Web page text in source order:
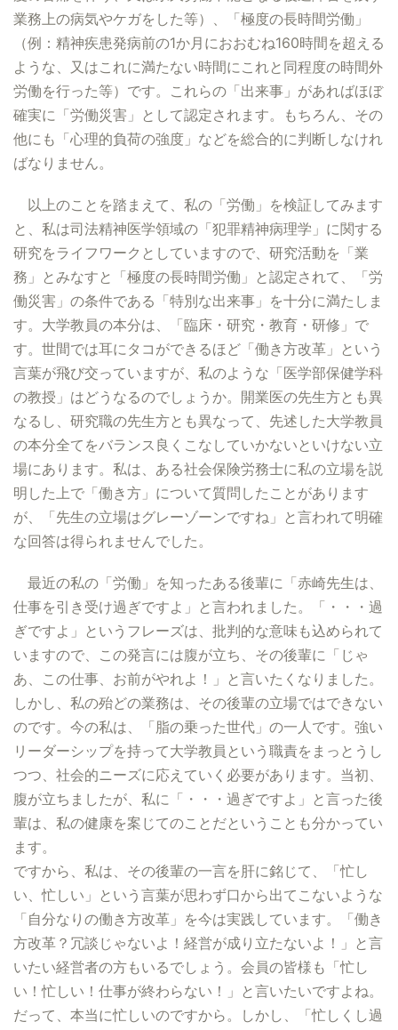
業務上の病気やケガをした等）、「極度の長時間労働」
（例：精神疾患発病前の1か月におおむね160時間を超える
ような、又はこれに満たない時間にこれと同程度の時間外
労働を行った等）です。これらの「出来事」があればほぼ
確実に「労働災害」として認定されます。もちろん、その
他にも「心理的負荷の強度」などを総合的に判断しなけれ
ばなりません。
以上のことを踏まえて、私の「労働」を検証してみます
と、私は司法精神医学領域の「犯罪精神病理学」に関する
研究をライフワークとしていますので、研究活動を「業
務」とみなすと「極度の長時間労働」と認定されて、「労
働災害」の条件である「特別な出来事」を十分に満たしま
す。大学教員の本分は、「臨床・研究・教育・研修」で
す。世間では耳にタコができるほど「働き方改革」という
言葉が飛び交っていますが、私のような「医学部保健学科
の教授」はどうなるのでしょうか。開業医の先生方とも異
なるし、研究職の先生方とも異なって、先述した大学教員
の本分全てをバランス良くこなしていかないといけない立
場にあります。私は、ある社会保険労務士に私の立場を説
明した上で「働き方」について質問したことがあります
が、「先生の立場はグレーゾーンですね」と言われて明確
な回答は得られませんでした。
最近の私の「労働」を知ったある後輩に「赤崎先生は、
仕事を引き受け過ぎですよ」と言われました。「・・・過
ぎですよ」というフレーズは、批判的な意味も込められて
いますので、この発言には腹が立ち、その後輩に「じゃ
あ、この仕事、お前がやれよ！」と言いたくなりました。
しかし、私の殆どの業務は、その後輩の立場ではできない
のです。今の私は、「脂の乗った世代」の一人です。強い
リーダーシップを持って大学教員という職責をまっとうし
つつ、社会的ニーズに応えていく必要があります。当初、
腹が立ちましたが、私に「・・・過ぎですよ」と言った後
輩は、私の健康を案じてのことだということも分かってい
ます。
ですから、私は、その後輩の一言を肝に銘じて、「忙し
い、忙しい」という言葉が思わず口から出てこないような
「自分なりの働き方改革」を今は実践しています。「働き
方改革？冗談じゃないよ！経営が成り立たないよ！」と言
いたい経営者の方もいるでしょう。会員の皆様も「忙し
い！忙しい！仕事が終わらない！」と言いたいですよね。
だって、本当に忙しいのですから。しかし、「忙しくし過